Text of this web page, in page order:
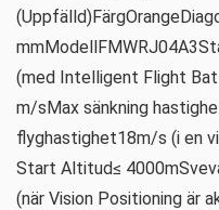
(med Intelligent Flight
m/sMax sänkning
flyghastighet18m/s (i en
Start Altitud≤
(när Vision Positioning är